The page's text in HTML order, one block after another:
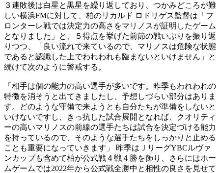
３連敗後は白星と黒星を繰り返しており、つかみどころが難
しい横浜FMに対して、柏のリカルド ロドリゲス監督は「フ
ロンターレ戦では決定力の高さをマリノスが証明したゲーム
となりました」と、５得点を挙げた前節の戦いぶりを振り返
りつつ、「良い流れで来ているので、マリノスは危険な状態
であると認識した上でわれわれも臨まないといけません」と
続けて次のように警戒する。
「相手は個の能力の高い選手が多いです。昨季もわれわれの
特徴を消そうと出てきましたし、予想しづらい部分はありま
す。どのような守備で来ようとも自分たちが準備をしないと
いけないですし、きっ抗した試合展開となれば、クオリティ
ーの高いマリノスの前線の選手たちは試合を決定づける能力
を持っているので、そのような選手たちをしっかりと止める
ことも重要になっていきます」 昨季はＪリーグYBCルヴァ
ンカップも含めて柏が公式戦４戦４勝を飾り、さらにはホー
ムゲームでは2022年から公式戦全勝中と相性の良さを見せて